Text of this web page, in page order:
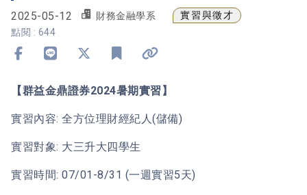
2025-05-12 財務金融學系
實習與徵才
點閱 : 644
【群益金鼎證券2024暑期實習】
實習內容: 全方位理財經紀人(儲備)
實習對象: 大三升大四學生
實習時間: 07/01-8/31 (一週實習5天)